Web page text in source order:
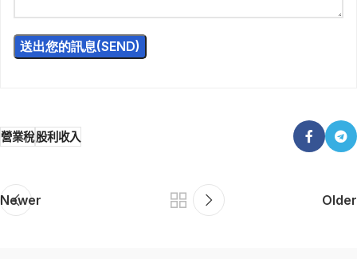
營業稅股利收入
Newer Older